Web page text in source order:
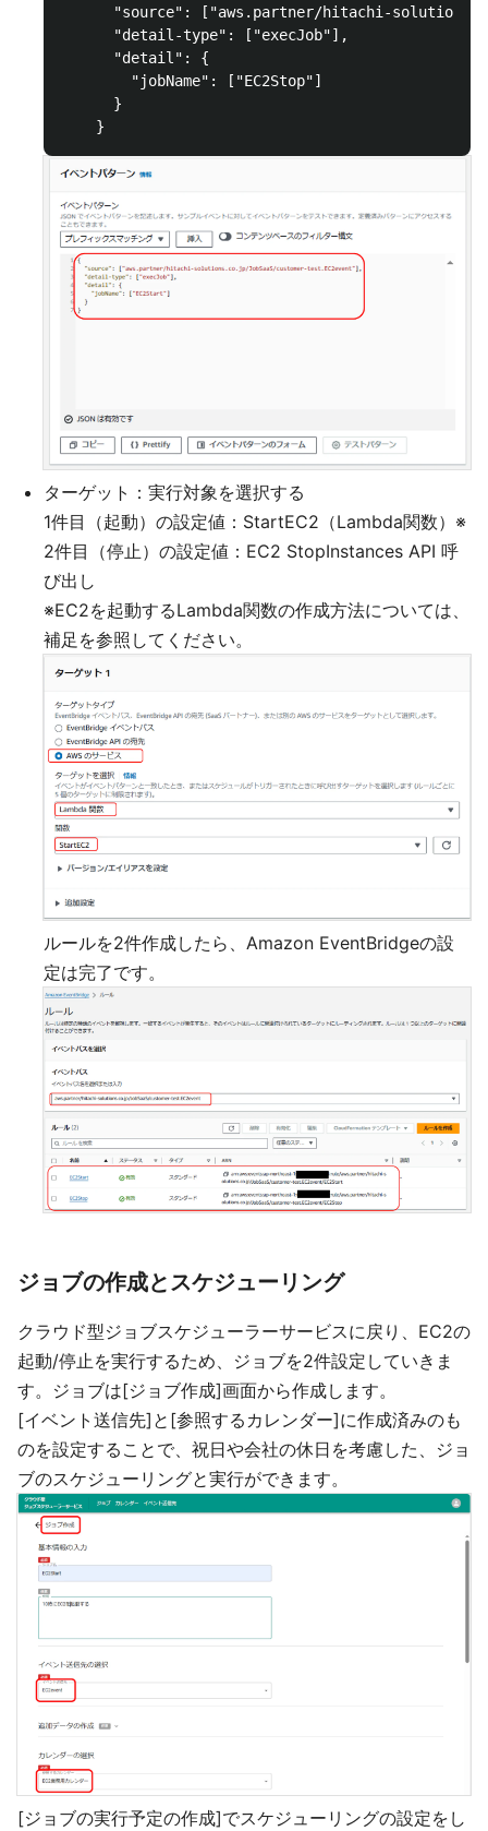
"source": ["aws.partner/hitachi-
      "detail-type": ["execJob"],
      "detail": {
        "jobName": ["EC2Stop"]
      }
ターゲット：実行対象を選択する
1件目（起動）の設定値：StartEC2（Lambda関数）※
2件目（停止）の設定値：EC2 StopInstances API 呼
び出し
※EC2を起動するLambda関数の作成方法については、
補足を参照してください。
ルールを2件作成したら、Amazon EventBridgeの設
定は完了です。
ジョブの作成とスケジューリング
クラウド型ジョブスケジューラーサービスに戻り、EC2の
起動/停止を実行するため、ジョブを2件設定していきま
す。ジョブは[ジョブ作成]画面から作成します。
[イベント送信先]と[参照するカレンダー]に作成済みのも
のを設定することで、祝日や会社の休日を考慮した、ジョ
ブのスケジューリングと実行ができます。
[ジョブの実行予定の作成]でスケジューリングの設定をし